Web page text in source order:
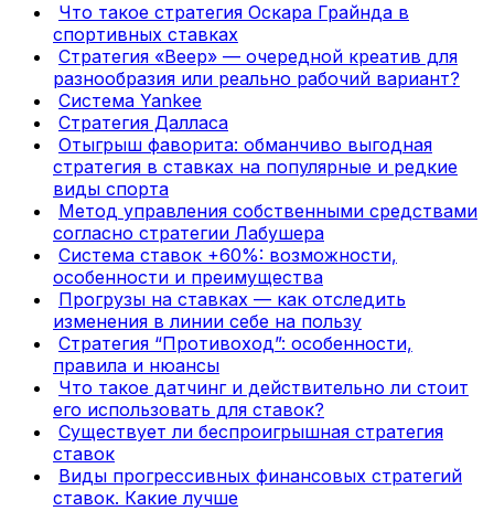
Что такое стратегия Оскара Грайнда в
спортивных ставках
Стратегия «Веер» — очередной креатив для
разнообразия или реально рабочий вариант?
Система Yankee
Стратегия Далласа
Отыгрыш фаворита: обманчиво выгодная
стратегия в ставках на популярные и редкие
виды спорта
Метод управления собственными средствами
согласно стратегии Лабушера
Система ставок +60%: возможности,
особенности и преимущества
Прогрузы на ставках — как отследить
изменения в линии себе на пользу
Стратегия “Противоход”: особенности,
правила и нюансы
Что такое датчинг и действительно ли стоит
его использовать для ставок?
Существует ли беспроигрышная стратегия
ставок
Виды прогрессивных финансовых стратегий
ставок. Какие лучше